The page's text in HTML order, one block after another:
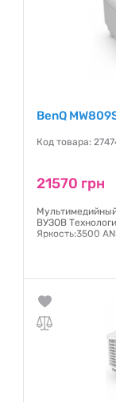
BenQ
Код товара:
21570 грн
ВУЗОВ
Яркость:3500